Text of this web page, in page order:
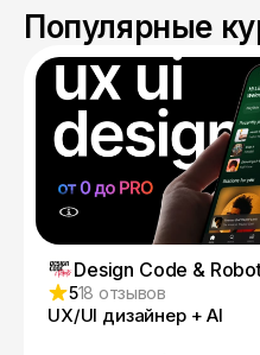
Популярные
Design Code &
518 отзывов
UX/UI дизайнер + AI